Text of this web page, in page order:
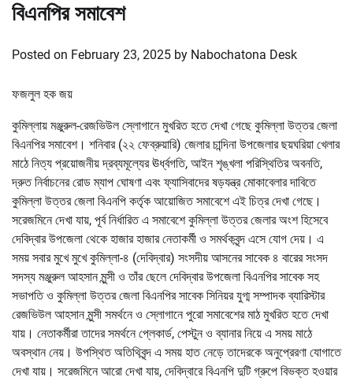
বিএনপির সমাবেশ
Posted on February 23, 2025 by Nabochatona Desk
ফজলুল হক জয়
কুমিল্লায় মঞ্জুরুল-রেজভিউল স্লোগানে মুখরিত হতে দেখা গেছে কুমিল্লা উত্তর জেলা
বিএনপির সমাবেশ। শনিবার (২২ ফেব্রুয়ারি) জেলার চান্দিনা উপজেলার ছয়ঘরিয়া খেলার
মাঠে নিত্য প্রয়োজনীয় দ্রব্যমূল্যের ঊর্ধ্বগতি, আইন শৃঙ্খলা পরিস্থিতির অবনতি,
দ্রুত নির্বাচনের রোড ম্যাপ ঘোষণা এবং ফ্যাসিবাদের ষড়যন্ত্র মোকাবেলার দাবিতে
কুমিল্লা উত্তর জেলা বিএনপি কর্তৃক আয়োজিত সমাবেশে এই চিত্র দেখা গেছে।
সরেজমিনে দেখা যায়, পূর্ব নির্ধারিত এ সমাবেশে কুমিল্লা উত্তর জেলার অংশ হিসেবে
দেবিদ্বার উপজেলা থেকে হাজার হাজার নেতাকর্মী ও সমর্থকবৃন্দ এসে যোগ দেয়। এ
সময় সবার মুখে মুখে কুমিল্লা-৪ (দেবিদ্বার) সংসদীয় আসনের সাবেক ৪ বারের সংসদ
সদস্য মঞ্জুরুল আহসান মুন্সী ও তাঁর ছেলে দেবিদ্বার উপজেলা বিএনপির সাবেক সহ
সভাপতি ও কুমিল্লা উত্তর জেলা বিএনপির সাবেক সিনিয়র যুগ্ম সম্পাদক ব্যারিস্টার
রেজভিউল আহসান মুন্সী সমর্থনে ও স্লোগানে পুরো সমাবেশের মাঠ মুখরিত হতে দেখা
যায়। নেতাকর্মীরা তাদের সমর্থনে প্লেকার্ড, পেস্টুন ও ব্যানার নিয়ে এ সময় মাঠে
অবস্থান নেয়। উপস্থিত অতিথিবৃন্দ এ সময় হাত নেড়ে তাদেরকে অনুপ্রেরণা যোগাতে
দেখা যায়। সরেজমিনে আরো দেখা যায়, দেবিদ্বারে বিএনপি দুটি গ্রুপে বিভক্ত হওয়ার